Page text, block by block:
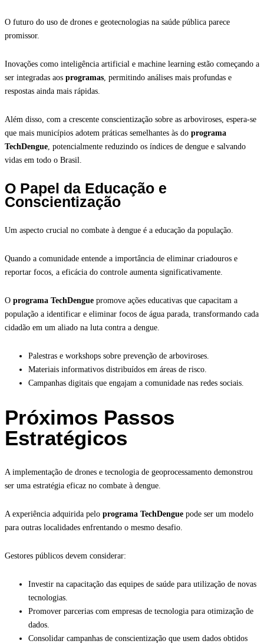
O futuro do uso de drones e geotecnologias na saúde pública parece
promissor.
Inovações como inteligência artificial e machine learning estão começando a
ser integradas aos programas , permitindo análises mais profundas e
respostas ainda mais rápidas.
Além disso, com a crescente conscientização sobre as arboviroses, espera-se
que mais municípios adotem práticas semelhantes às do programa
TechDengue , potencialmente reduzindo os índices de dengue e salvando
vidas em todo o Brasil.
O Papel da Educação e
Conscientização
Um aspecto crucial no combate à dengue é a educação da população.
Quando a comunidade entende a importância de eliminar criadouros e
reportar focos, a eficácia do controle aumenta significativamente.
O programa TechDengue promove ações educativas que capacitam a
população a identificar e eliminar focos de água parada, transformando cada
cidadão em um aliado na luta contra a dengue.
Palestras e workshops sobre prevenção de arboviroses.
Materiais informativos distribuídos em áreas de risco.
Campanhas digitais que engajam a comunidade nas redes sociais.
Próximos Passos
Estratégicos
A implementação de drones e tecnologia de geoprocessamento demonstrou
ser uma estratégia eficaz no combate à dengue.
A experiência adquirida pelo programa TechDengue pode ser um modelo
para outras localidades enfrentando o mesmo desafio.
Gestores públicos devem considerar:
Investir na capacitação das equipes de saúde para utilização de novas
tecnologias.
Promover parcerias com empresas de tecnologia para otimização de
dados.
Consolidar campanhas de conscientização que usem dados obtidos